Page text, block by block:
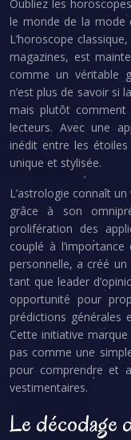
Oubliez les
le monde de la mode
L’horoscope
magazines, est
comme un véritable
n’est plus de savoir si
mais plutôt comment
lecteurs. Avec une
inédit entre les
unique et stylisée.
L’astrologie connaît
grâce à son
prolifération des
couplé à
personnelle, a créé
tant que leader
opportunité pour
prédictions générales
Cette initiative
pas comme une
pour comprendre et
vestimentaires.
Le décodage